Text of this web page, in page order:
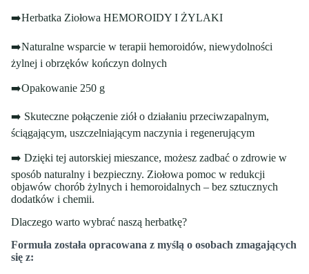
➡️Herbatka Ziołowa HEMOROIDY I ŻYLAKI
➡️Naturalne wsparcie w terapii hemoroidów, niewydolności
żylnej i obrzęków kończyn dolnych
➡️Opakowanie 250 g
➡️ Skuteczne połączenie ziół o działaniu przeciwzapalnym,
ściągającym, uszczelniającym naczynia i regenerującym
➡️ Dzięki tej autorskiej mieszance, możesz zadbać o zdrowie w
sposób naturalny i bezpieczny. Ziołowa pomoc w redukcji
objawów chorób żylnych i hemoroidalnych – bez sztucznych
dodatków i chemii.
Dlaczego warto wybrać naszą herbatkę?
Formuła została opracowana z myślą o osobach zmagających
się z: